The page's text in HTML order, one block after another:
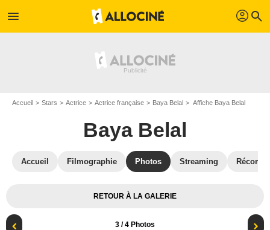
menu profil search
Accueil Stars Actrice Actrice française Baya Belal Affiche Baya Belal
Baya Belal
Accueil Filmographie Photos Streaming
RETOUR À LA GALERIE
3 / 4 Photos